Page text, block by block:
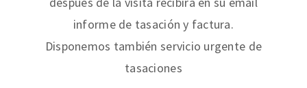
informe de tasación y factura.
Disponemos también servicio urgente de
tasaciones